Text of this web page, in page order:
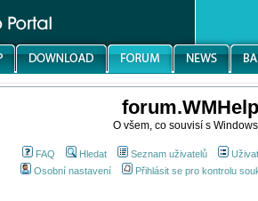
O všem, co souvisí s
FAQ Hledat Seznam uživatelů
Osobní nastavení
Přihlásit se pro kontrolu